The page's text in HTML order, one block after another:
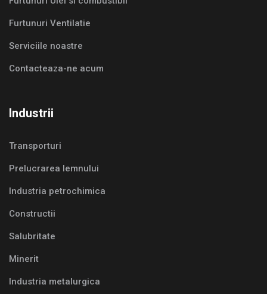
Furtunuri Ventilatie
Serviciile noastre
Contacteaza-ne acum
Industrii
Transporturi
Prelucrarea lemnului
Industria petrochimica
Constructii
Salubritate
Minerit
Industria metalurgica